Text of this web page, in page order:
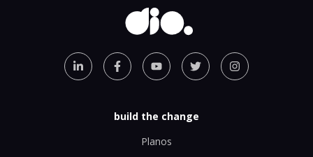
build the change
Planos